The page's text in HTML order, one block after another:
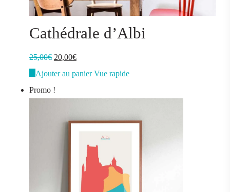
Cathédrale d’Albi
25,00€ Le
prix
initial
25,00€.
20,00€Le
prix
20,00€.
Ajouter au panier Vue rapide
Promo !